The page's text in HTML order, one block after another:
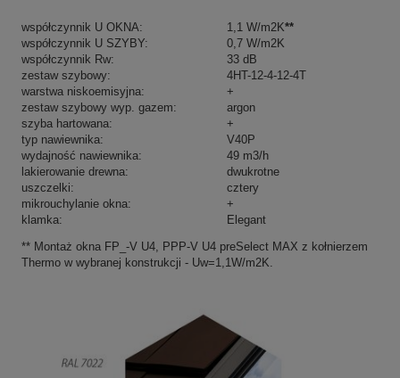
współczynnik U OKNA: 1,1 W/m2K**
współczynnik U SZYBY:
0,7 W/m2K
współczynnik Rw:
33 dB
zestaw szybowy:
4HT-12-4-12-4T
warstwa niskoemisyjna:
+
zestaw szybowy wyp. gazem:
argon
szyba hartowana:
+
typ nawiewnika:
V40P
wydajność nawiewnika:
49 m3/h
lakierowanie drewna:
dwukrotne
uszczelki:
cztery
mikrouchylanie okna:
+
klamka:
Elegant
** Montaż okna FP_-V U4, PPP-V U4 preSelect MAX z kołnierzem
Thermo w wybranej konstrukcji - Uw=1,1W/m2K.